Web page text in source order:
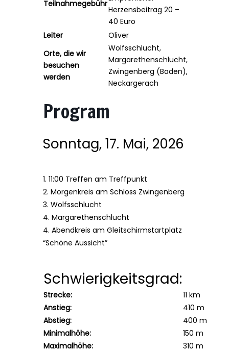
Teilnahmegebühr
Herzensbeitrag 20 –
40 Euro
Leiter
Oliver
Orte, die wir
besuchen
werden
Wolfsschlucht,
Margarethenschlucht,
Zwingenberg (Baden),
Neckargerach
Program
Sonntag, 17. Mai, 2026
1. 11:00 Treffen am Treffpunkt
2. Morgenkreis am Schloss Zwingenberg
3. Wolfsschlucht
4. Margarethenschlucht
4. Abendkreis am Gleitschirmstartplatz
“Schöne Aussicht”
Schwierigkeitsgrad:
Strecke:
11 km
Anstieg:
410 m
Abstieg:
400 m
Minimalhöhe:
150 m
Maximalhöhe:
310 m